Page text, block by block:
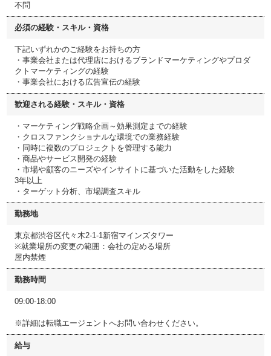
不問
必須の経験・スキル・資格
下記いずれかのご経験をお持ちの方
・事業会社または代理店におけるブランドマーケティングやプロダ
クトマーケティングの経験
・事業会社における広告宣伝の経験
歓迎される経験・スキル・資格
・マーケティング戦略企画～効果測定までの経験
・クロスファンクショナルな環境での業務経験
・同時に複数のプロジェクトを管理する能力
・商品やサービス開発の経験
・市場や顧客のニーズやインサイトに基づいた活動をした経験
3年以上
・ターゲット分析、市場調査スキル
勤務地
東京都渋谷区代々木2-1-1新宿マインズタワー
※就業場所の変更の範囲：会社の定める場所
屋内禁煙
勤務時間
09:00-18:00
※詳細は転職エージェントへお問い合わせください。
給与